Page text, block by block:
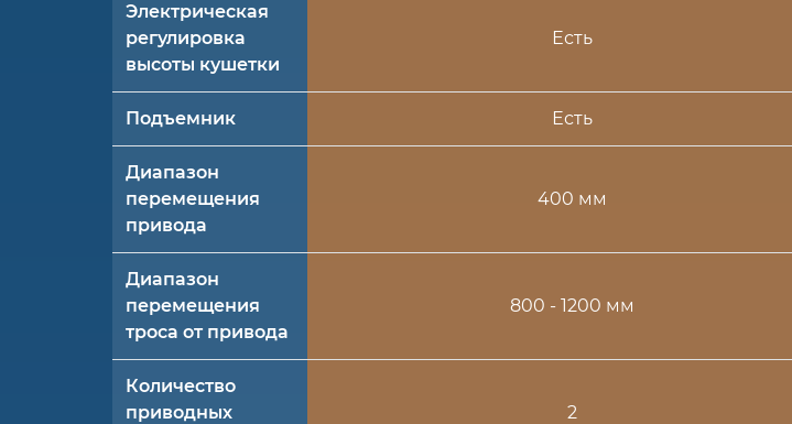
Электрическая
регулировка
высоты кушетки
Есть
Подъемник Есть
Диапазон
перемещения
привода
400 мм
Диапазон
перемещения
троса от привода
800 - 1200 мм
Количество
приводных
2